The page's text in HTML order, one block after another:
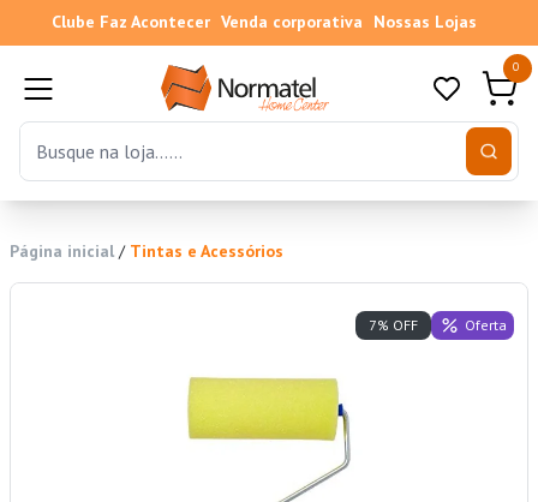
Clube Faz Acontecer Venda corporativa Nossas Lojas
0
Página inicial / Tintas e Acessórios
7% OFF Oferta